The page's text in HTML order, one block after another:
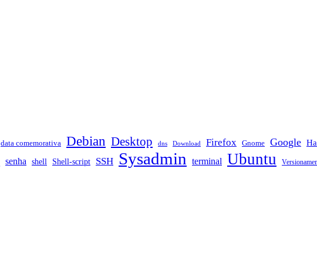
data comemorativa Debian Desktop dns Download Firefox Gnome Google
senha shell Shell-script SSH Sysadmin terminal Ubuntu